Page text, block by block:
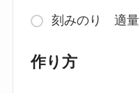
刻みのり 適量
作り方